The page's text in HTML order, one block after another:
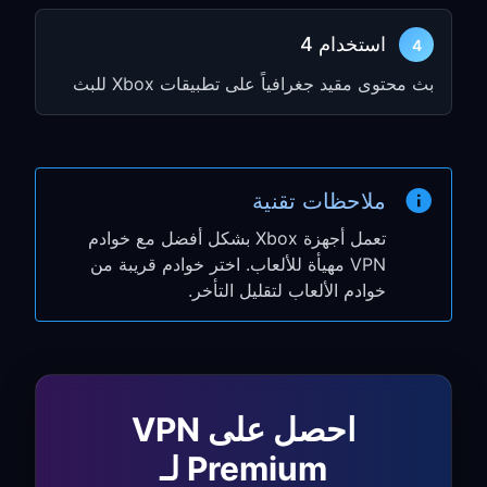
ارجع للخلف واخترProxy settings
اخترManual
لـ Xbox One:
اضغط علىزر Xbox
لفتح الدليل
انتقل إلى
Settings→
Network
اختر
Network settings→ Advanced
settings
اختر
Proxy settings→Manual
الخطوة 3: اختبار اتصال Xbox
Network settings→Test
4 استخدام 4
بث محتوى مقيد جغرافياً على تطبيقات Xbox للبث
ملاحظات تقنية
تعمل أجهزة Xbox بشكل أفضل مع خوادم
VPN مهيأة للألعاب. اختر خوادم قريبة من
خوادم الألعاب لتقليل التأخر.
احصل على VPN
Premium لـ